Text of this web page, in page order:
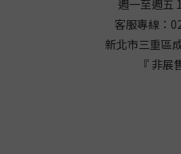
週一至週五
客服專線：
新北市三重區
『 非展